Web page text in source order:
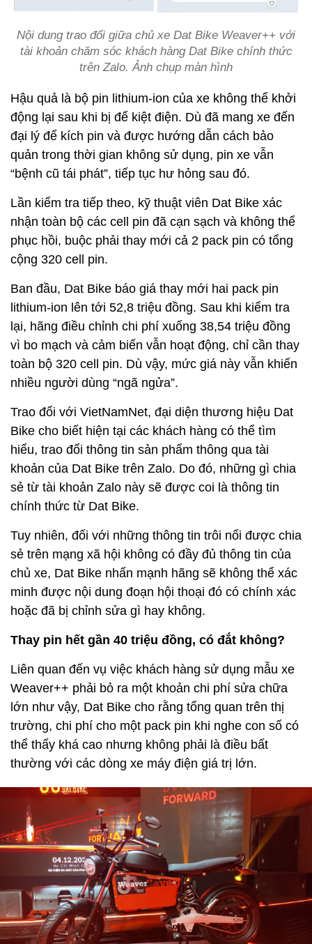
Nội dung trao đổi giữa chủ xe Dat Bike Weaver++ với
tài khoản chăm sóc khách hàng Dat Bike chính thức
trên Zalo. Ảnh chụp màn hình
Hậu quả là bộ pin lithium-ion của xe không thể khởi
động lại sau khi bị để kiệt điện. Dù đã mang xe đến
đại lý để kích pin và được hướng dẫn cách bảo
quản trong thời gian không sử dụng, pin xe vẫn
“bệnh cũ tái phát”, tiếp tục hư hỏng sau đó.
Lần kiểm tra tiếp theo, kỹ thuật viên Dat Bike xác
nhận toàn bộ các cell pin đã cạn sạch và không thể
phục hồi, buộc phải thay mới cả 2 pack pin có tổng
cộng 320 cell pin.
Ban đầu, Dat Bike báo giá thay mới hai pack pin
lithium-ion lên tới 52,8 triệu đồng. Sau khi kiểm tra
lại, hãng điều chỉnh chi phí xuống 38,54 triệu đồng
vì bo mạch và cảm biến vẫn hoạt động, chỉ cần thay
toàn bộ 320 cell pin. Dù vậy, mức giá này vẫn khiến
nhiều người dùng “ngã ngửa”.
Trao đổi với VietNamNet, đại diện thương hiệu Dat
Bike cho biết hiện tại các khách hàng có thể tìm
hiểu, trao đổi thông tin sản phẩm thông qua tài
khoản của Dat Bike trên Zalo. Do đó, những gì chia
sẻ từ tài khoản Zalo này sẽ được coi là thông tin
chính thức từ Dat Bike.
Tuy nhiên, đối với những thông tin trôi nổi được chia
sẻ trên mạng xã hội không có đầy đủ thông tin của
chủ xe, Dat Bike nhấn mạnh hãng sẽ không thể xác
minh được nội dung đoạn hội thoại đó có chính xác
hoặc đã bị chỉnh sửa gì hay không.
Thay pin hết gần 40 triệu đồng, có đắt không?
Liên quan đến vụ việc khách hàng sử dụng mẫu xe
Weaver++ phải bỏ ra một khoản chi phí sửa chữa
lớn như vậy, Dat Bike cho rằng tổng quan trên thị
trường, chi phí cho một pack pin khi nghe con số có
thể thấy khá cao nhưng không phải là điều bất
thường với các dòng xe máy điện giá trị lớn.